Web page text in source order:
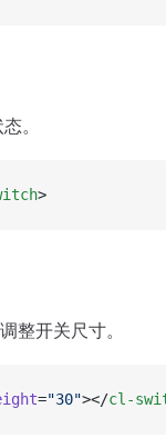
。
>
整开关尺寸。
="30"></cl-